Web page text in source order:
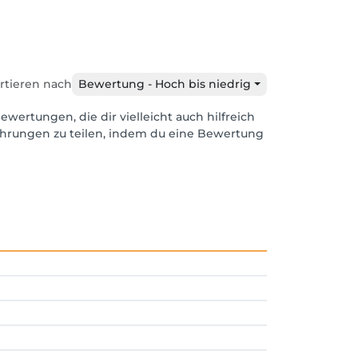
nach Bewertung - Hoch bis niedrig
die dir vielleicht auch hilfreich
zu teilen, indem du eine Bewertung